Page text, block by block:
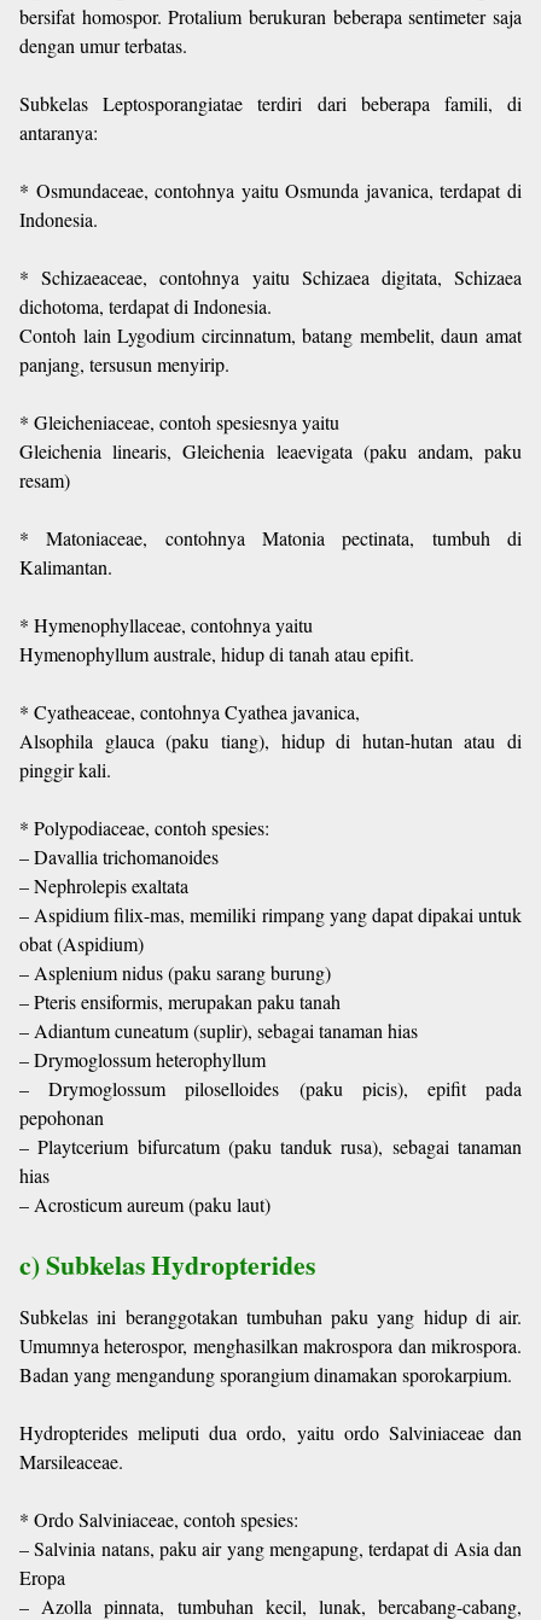
bersifat homospor. Protalium berukuran beberapa sentimeter saja
dengan umur terbatas.
Subkelas Leptosporangiatae terdiri dari beberapa famili, di
antaranya:
* Osmundaceae, contohnya yaitu Osmunda javanica, terdapat di
Indonesia.
* Schizaeaceae, contohnya yaitu Schizaea digitata, Schizaea
dichotoma, terdapat di Indonesia.
Contoh lain Lygodium circinnatum, batang membelit, daun amat
panjang, tersusun menyirip.
* Gleicheniaceae, contoh spesiesnya yaitu
Gleichenia linearis, Gleichenia leaevigata (paku andam, paku
resam)
* Matoniaceae, contohnya Matonia pectinata, tumbuh di
Kalimantan.
* Hymenophyllaceae, contohnya yaitu
Hymenophyllum australe, hidup di tanah atau epifit.
* Cyatheaceae, contohnya Cyathea javanica,
Alsophila glauca (paku tiang), hidup di hutan-hutan atau di
pinggir kali.
* Polypodiaceae, contoh spesies:
– Davallia trichomanoides
– Nephrolepis exaltata
– Aspidium filix-mas, memiliki rimpang yang dapat dipakai untuk
obat (Aspidium)
– Asplenium nidus (paku sarang burung)
– Pteris ensiformis, merupakan paku tanah
– Adiantum cuneatum (suplir), sebagai tanaman hias
– Drymoglossum heterophyllum
– Drymoglossum piloselloides (paku picis), epifit pada
pepohonan
– Playtcerium bifurcatum (paku tanduk rusa), sebagai tanaman
hias
– Acrosticum aureum (paku laut)
c) Subkelas Hydropterides
Subkelas ini beranggotakan tumbuhan paku yang hidup di air.
Umumnya heterospor, menghasilkan makrospora dan mikrospora.
Badan yang mengandung sporangium dinamakan sporokarpium.
Hydropterides meliputi dua ordo, yaitu ordo Salviniaceae dan
Marsileaceae.
* Ordo Salviniaceae, contoh spesies:
– Salvinia natans, paku air yang mengapung, terdapat di Asia dan
Eropa
– Azolla pinnata, tumbuhan kecil, lunak, bercabang-cabang,